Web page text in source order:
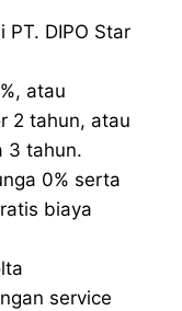
PT. DIPO Star
atau
2 tahun, atau
3 tahun.
0% serta
biaya
service